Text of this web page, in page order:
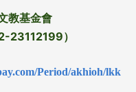
教基金會
23112199）
Period/akhioh/lkk